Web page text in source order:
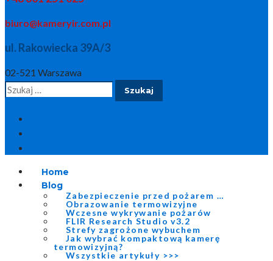
biuro@kameryir.com.pl
ul. Rakowiecka 39A/3
02-521 Warszawa
Szukaj:
Home
Blog
Zabezpieczenie przed pożarem …
Obrazowanie termowizyjne
Wczesne wykrywanie pożarów
FLIR Research Studio v3.2
Strefy zagrożone wybuchem
Jak wybrać kompaktową kamerę
termowizyjną?
Wszystkie artykuły >>>